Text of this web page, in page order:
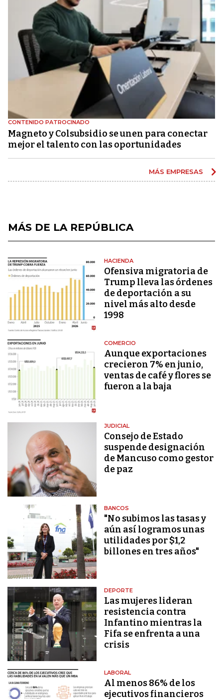
CONTENIDO PATROCINADO
Magneto y Colsubsidio se unen para conectar
mejor el talento con las oportunidades
MÁS EMPRESAS
MÁS DE LA REPÚBLICA
HACIENDA
Ofensiva migratoria de
Trump lleva las órdenes
de deportación a su
nivel más alto desde
1998
COMERCIO
Aunque exportaciones
crecieron 7% en junio,
ventas de café y flores se
fueron a la baja
JUDICIAL
Consejo de Estado
suspende designación
de Mancuso como gestor
de paz
BANCOS
"No subimos las tasas y
aún así logramos unas
utilidades por $1,2
billones en tres años"
DEPORTE
Las mujeres lideran
resistencia contra
Infantino mientras la
Fifa se enfrenta a una
crisis
LABORAL
Al menos 86% de los
ejecutivos financieros